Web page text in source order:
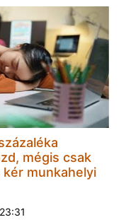
mégis csak
munkahelyi